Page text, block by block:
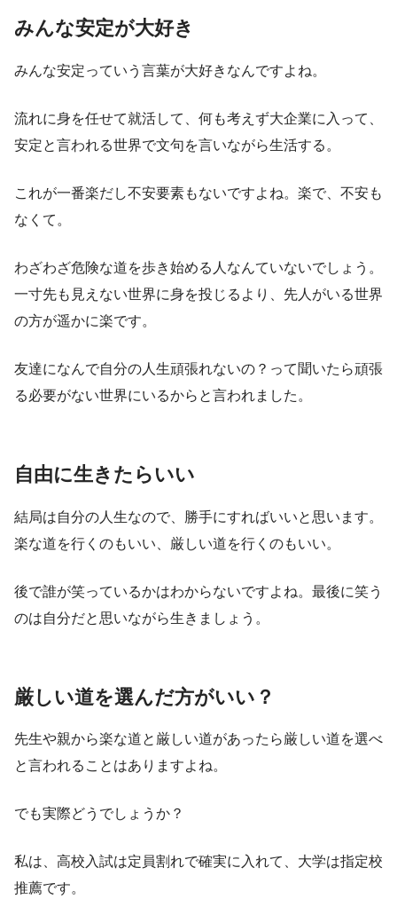
みんな安定が大好き
みんな安定っていう言葉が大好きなんですよね。
流れに身を任せて就活して、何も考えず大企業に入って、
安定と言われる世界で文句を言いながら生活する。
これが一番楽だし不安要素もないですよね。楽で、不安も
なくて。
わざわざ危険な道を歩き始める人なんていないでしょう。
一寸先も見えない世界に身を投じるより、先人がいる世界
の方が遥かに楽です。
友達になんで自分の人生頑張れないの？って聞いたら頑張
る必要がない世界にいるからと言われました。
自由に生きたらいい
結局は自分の人生なので、勝手にすればいいと思います。
楽な道を行くのもいい、厳しい道を行くのもいい。
後で誰が笑っているかはわからないですよね。最後に笑う
のは自分だと思いながら生きましょう。
厳しい道を選んだ方がいい？
先生や親から楽な道と厳しい道があったら厳しい道を選べ
と言われることはありますよね。
でも実際どうでしょうか？
私は、高校入試は定員割れで確実に入れて、大学は指定校
推薦です。